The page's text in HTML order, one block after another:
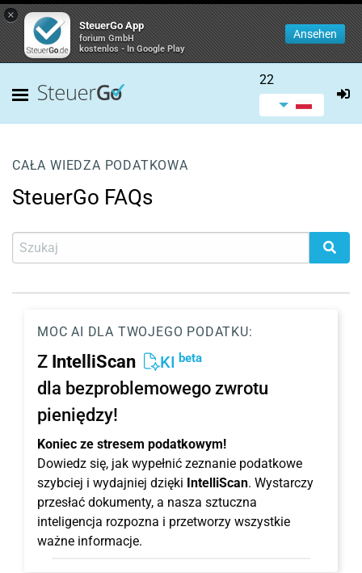
×
SteuerGo App
forium GmbH
kostenlos - In Google Play
Ansehen
22
CAŁA WIEDZA PODATKOWA
SteuerGo FAQs
MOC AI DLA TWOJEGO PODATKU:
Z IntelliScan KI beta
dla bezproblemowego zwrotu
pieniędzy!
Koniec ze stresem podatkowym!
Dowiedz się, jak wypełnić zeznanie podatkowe
szybciej i wydajniej dzięki IntelliScan. Wystarczy
przesłać dokumenty, a nasza sztuczna
inteligencja rozpozna i przetworzy wszystkie
ważne informacje.